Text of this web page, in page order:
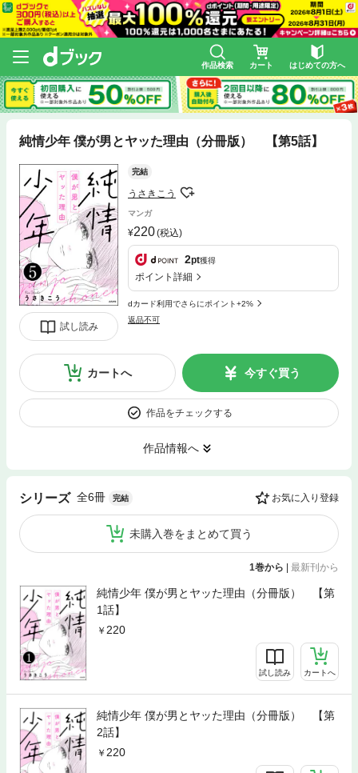
作品検索 カート はじめての方へ
純情少年 僕が男とヤッた理由（分冊版） 【第5話】
試し読み
完結
うさきこう
マンガ
220(税込)
2pt獲得
ポイント詳細
dカード利用でさらにポイント+2%
返品不可
カートへ 今すぐ買う
作品をチェックする
作品情報へ
シリーズ 全6冊 完結 お気に入り登録
未購入巻をまとめて買う
1巻から | 最新刊から
純情少年 僕が男とヤッた理由（分冊版） 【第
1話】
220
試し読み カートへ
純情少年 僕が男とヤッた理由（分冊版） 【第
2話】
220